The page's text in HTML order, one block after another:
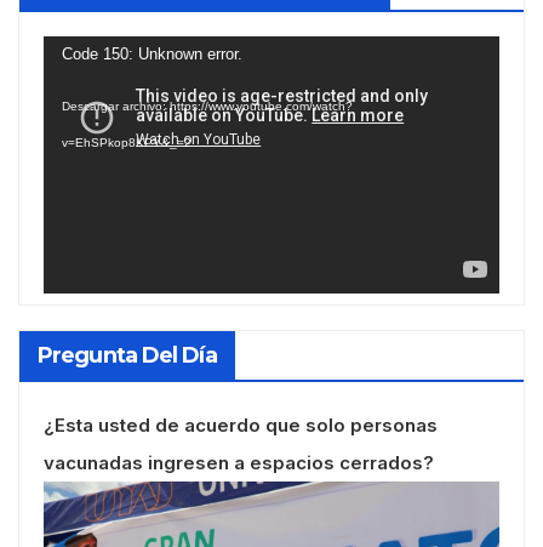
Reproductor
vídeo
Code 150: Unknown error.
Descargar archivo: https://www.youtube.com/watch?
v=EhSPkop8KPY&_=2
Pregunta Del Día
¿Esta usted de acuerdo que solo personas
vacunadas ingresen a espacios cerrados?